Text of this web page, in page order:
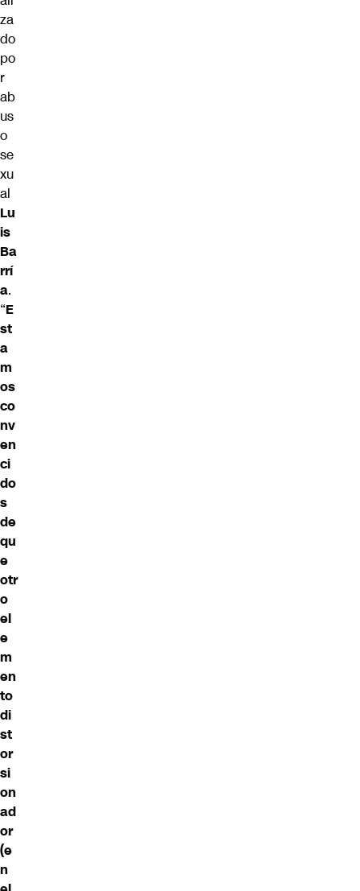
za
do
po
r
ab
us
o
se
xu
al
Lu
is
Ba
rrí
a.
“E
st
a
m
os
co
nv
en
ci
do
s
de
qu
e
otr
o
el
e
m
en
to
di
st
or
si
on
ad
or
(e
n